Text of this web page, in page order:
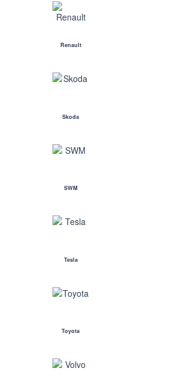
Renault
Skoda
SWM
Tesla
Toyota